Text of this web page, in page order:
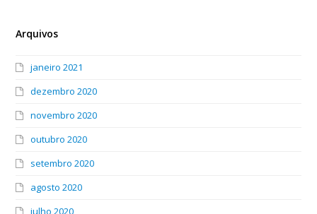
Arquivos
janeiro 2021
dezembro 2020
novembro 2020
outubro 2020
setembro 2020
agosto 2020
julho 2020